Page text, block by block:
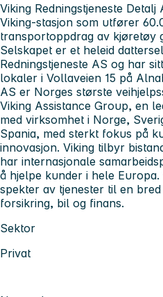
Viking Redningstjeneste
Viking-stasjon som utfører
transportoppdrag av kjøretøy
Selskapet er et heleid
Redningstjeneste AS og har
lokaler i Vollaveien 15 på
AS er Norges største
Viking Assistance Group, en
med virksomhet i Norge,
Spania, med sterkt fokus på
innovasjon. Viking tilbyr
har internasjonale
å hjelpe kunder i hele
spekter av tjenester til en
forsikring, bil og finans.
Sektor
Privat